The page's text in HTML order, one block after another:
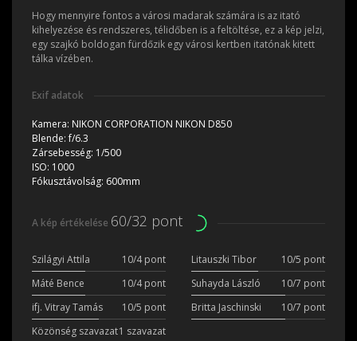
Hogy mennyire fontos a városi madarak számára is az itató
kihelyezése és rendszeres, télidőben is a feltöltése, ez a kép jelzi,
egy szajkó boldogan fürdőzik egy városi kertben itatónak kitett
tálka vízében.
Exif adatok
Kamera: NIKON CORPORATION NIKON D850
Blende:f/6.3
Zársebesség: 1/500
ISO: 1000
Fókusztávolság: 600mm
A kép értékelése 60/32 pont
Szilágyi Attila 10/4 pont Litauszki Tibor
10/5 pont
Máté Bence
10/4 pont Suhayda László
10/7 pont
ifj. Vitray Tamás
10/5 pont Britta Jaschinski
10/7 pont
Közönség szavazat1 szavazat